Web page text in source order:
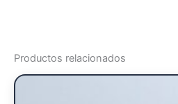
Productos relacionados